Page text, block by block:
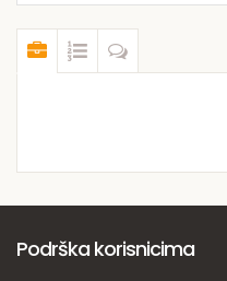
Podrška korisnicima